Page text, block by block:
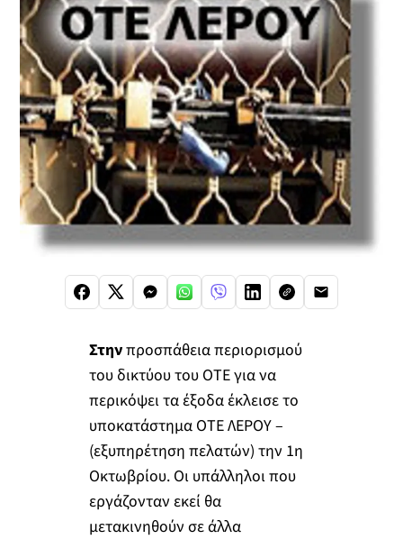
Στηνπροσπάθεια περιορισμού
του δικτύου του ΟΤΕ για να
περικόψει τα έξοδα έκλεισε το
υποκατάστημα ΟΤΕ ΛΕΡΟΥ –
(εξυπηρέτηση πελατών) την 1η
Οκτωβρίου. Οι υπάλληλοι που
εργάζονταν εκεί θα
μετακινηθούν σε άλλα